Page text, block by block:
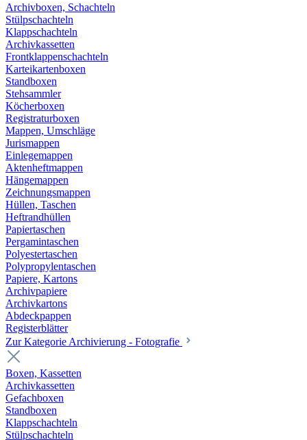
Archivboxen, Schachteln
Stülpschachteln
Klappschachteln
Archivkassetten
Frontklappenschachteln
Karteikartenboxen
Standboxen
Stehsammler
Köcherboxen
Registraturboxen
Mappen, Umschläge
Jurismappen
Einlegemappen
Aktenheftmappen
Hängemappen
Zeichnungsmappen
Hüllen, Taschen
Heftrandhüllen
Papiertaschen
Pergamintaschen
Polyestertaschen
Polypropylentaschen
Papiere, Kartons
Archivpapiere
Archivkartons
Abdeckpappen
Registerblätter
Zur Kategorie Archivierung - Fotografie
Boxen, Kassetten
Archivkassetten
Gefachboxen
Standboxen
Klappschachteln
Stülpschachteln